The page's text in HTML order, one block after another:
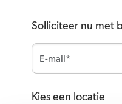
Solliciteer nu met
Kies een locatie